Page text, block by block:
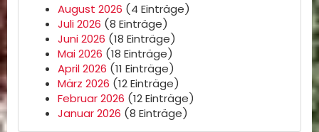
August 2026 (4 Einträge)
Juli 2026 (8 Einträge)
Juni 2026 (18 Einträge)
Mai 2026 (18 Einträge)
April 2026 (11 Einträge)
März 2026 (12 Einträge)
Februar 2026 (12 Einträge)
Januar 2026 (8 Einträge)